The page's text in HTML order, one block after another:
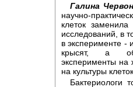
Галина
научно-
клеток заменила
исследований, в
в эксперименте -
крысят, а
эксперименты на
на культуры
Бактериологи